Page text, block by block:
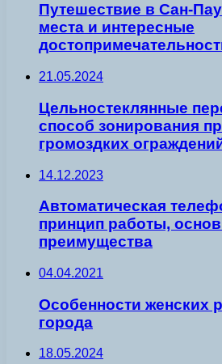
Путешествие в Сан-
места и интересные
21.05.2024
Цельностеклянные
способ зонирования
громоздких
14.12.2023
Автоматическая
принцип работы,
преимущества
04.04.2021
Особенности женских
города
18.05.2024